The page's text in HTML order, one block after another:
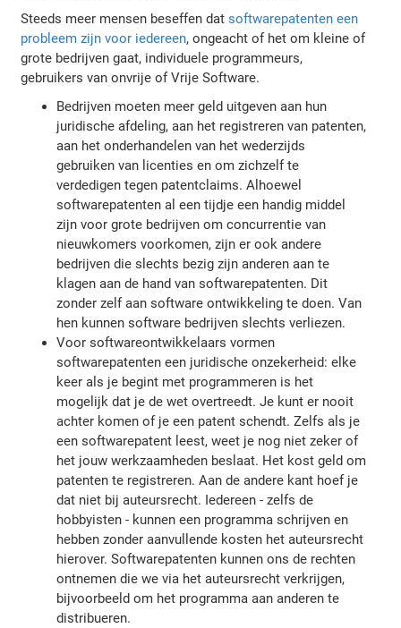
Steeds meer mensen beseffen datsoftwarepatenten een
probleem zijn voor iedereen, ongeacht of het om kleine of
grote bedrijven gaat, individuele programmeurs,
gebruikers van onvrije of Vrije Software.
Bedrijven moeten meer geld uitgeven aan hun
juridische afdeling, aan het registreren van patenten,
aan het onderhandelen van het wederzijds
gebruiken van licenties en om zichzelf te
verdedigen tegen patentclaims. Alhoewel
softwarepatenten al een tijdje een handig middel
zijn voor grote bedrijven om concurrentie van
nieuwkomers voorkomen, zijn er ook andere
bedrijven die slechts bezig zijn anderen aan te
klagen aan de hand van softwarepatenten. Dit
zonder zelf aan software ontwikkeling te doen. Van
hen kunnen software bedrijven slechts verliezen.
Voor softwareontwikkelaars vormen
softwarepatenten een juridische onzekerheid: elke
keer als je begint met programmeren is het
mogelijk dat je de wet overtreedt. Je kunt er nooit
achter komen of je een patent schendt. Zelfs als je
een softwarepatent leest, weet je nog niet zeker of
het jouw werkzaamheden beslaat. Het kost geld om
patenten te registreren. Aan de andere kant hoef je
dat niet bij auteursrecht. Iedereen - zelfs de
hobbyisten - kunnen een programma schrijven en
hebben zonder aanvullende kosten het auteursrecht
hierover. Softwarepatenten kunnen ons de rechten
ontnemen die we via het auteursrecht verkrijgen,
bijvoorbeeld om het programma aan anderen te
distribueren.